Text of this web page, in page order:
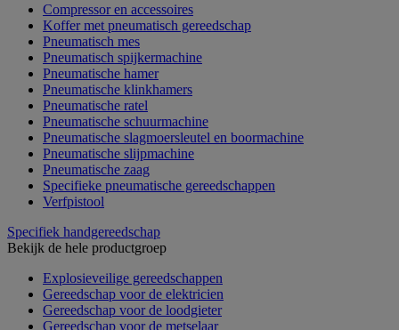
Compressor en accessoires
Koffer met pneumatisch gereedschap
Pneumatisch mes
Pneumatisch spijkermachine
Pneumatische hamer
Pneumatische klinkhamers
Pneumatische ratel
Pneumatische schuurmachine
Pneumatische slagmoersleutel en boormachine
Pneumatische slijpmachine
Pneumatische zaag
Specifieke pneumatische gereedschappen
Verfpistool
Specifiek handgereedschap
Bekijk de hele productgroep
Explosieveilige gereedschappen
Gereedschap voor de elektricien
Gereedschap voor de loodgieter
Gereedschap voor de metselaar